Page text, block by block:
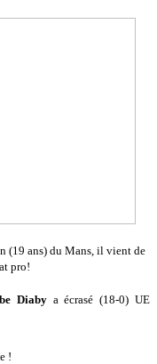
(19 ans) du Mans, il vient de
pro!
Diaby a écrasé (18-0) UE
!